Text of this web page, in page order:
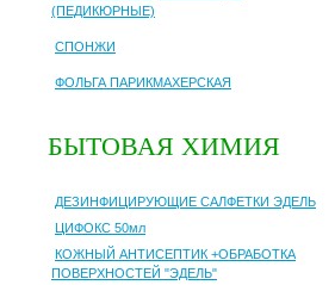
(ПЕДИКЮРНЫЕ)
СПОНЖИ
ФОЛЬГА ПАРИКМАХЕРСКАЯ
БЫТОВАЯ ХИМИЯ
ДЕЗИНФИЦИРУЮЩИЕ САЛФЕТКИ ЭДЕЛЬ
ЦИФОКС 50мл
КОЖНЫЙ АНТИСЕПТИК +ОБРАБОТКА
ПОВЕРХНОСТЕЙ "ЭДЕЛЬ"